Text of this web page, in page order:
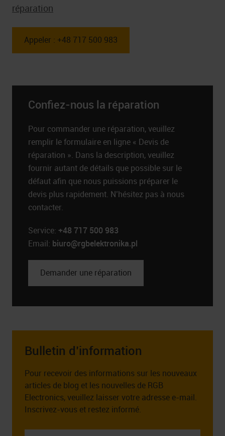
réparation
Appeler : +48 717 500 983
Confiez-nous la réparation
Pour commander une réparation, veuillez
remplir le formulaire en ligne « Devis de
réparation ». Dans la description, veuillez
fournir autant de détails que possible sur le
défaut afin que nous puissions préparer le
devis plus rapidement. N’hésitez pas à nous
contacter.
Service: +48 717 500 983
Email: biuro@rgbelektronika.pl
Demander une réparation
Bulletin d’information
Pour recevoir des informations sur les nouveaux
articles de blog et les nouvelles de RGB
Electronics, veuillez laisser votre adresse e-mail.
Inscrivez-vous et restez informé.